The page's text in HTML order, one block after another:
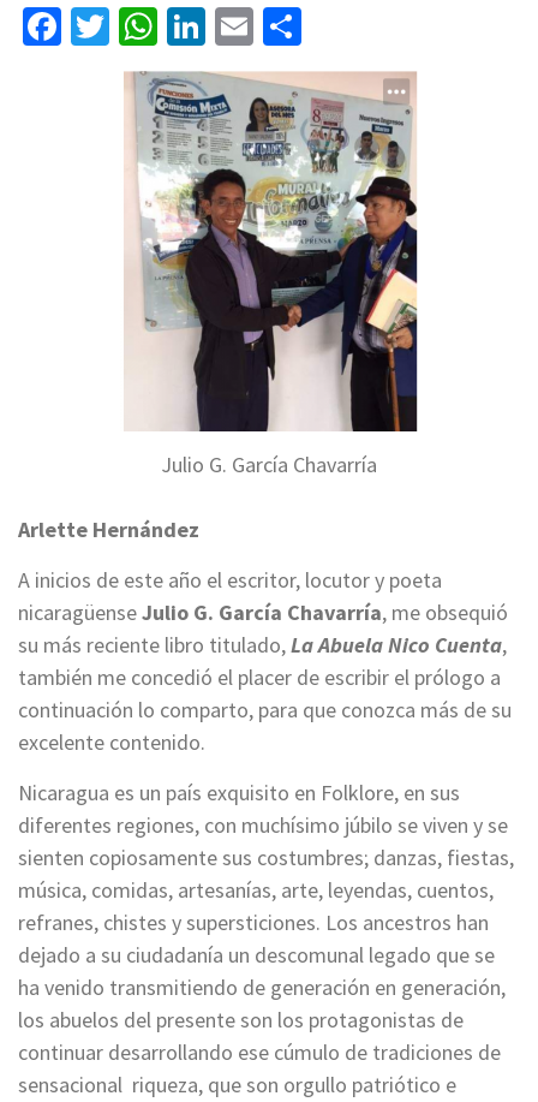
Facebook
Twitter
WhatsApp
LinkedIn
Email
Julio G. García Chavarría
Arlette Hernández
A inicios de este año el escritor, locutor y poeta
nicaragüenseJulio G. García Chavarría, me obsequió
su más reciente libro titulado,La Abuela Nico Cuenta,
también me concedió el placer de escribir el prólogo a
continuación lo comparto, para que conozca más de su
excelente contenido.
Nicaragua es un país exquisito en Folklore, en sus
diferentes regiones, con muchísimo júbilo se viven y se
sienten copiosamente sus costumbres; danzas, fiestas,
música, comidas, artesanías, arte, leyendas, cuentos,
refranes, chistes y supersticiones. Los ancestros han
dejado a su ciudadanía un descomunal legado que se
ha venido transmitiendo de generación en generación,
los abuelos del presente son los protagonistas de
continuar desarrollando ese cúmulo de tradiciones de
sensacional riqueza, que son orgullo patriótico e